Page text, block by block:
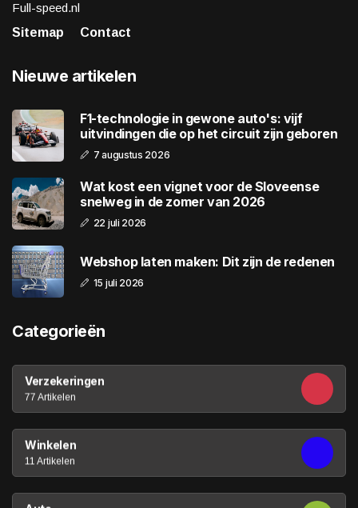
Full-speed.nl
Sitemap
Contact
Nieuwe artikelen
F1-technologie in gewone auto's: vijf
uitvindingen die op het circuit zijn geboren
7 augustus 2026
Wat kost een vignet voor de Sloveense
snelweg in de zomer van 2026
22 juli 2026
Webshop laten maken: Dit zijn de redenen
15 juli 2026
Categorieën
Verzekeringen
77 Artikelen
Winkelen
11 Artikelen